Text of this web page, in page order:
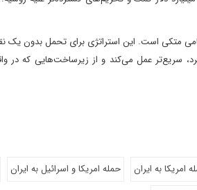
متکی است. این استراتژی برای تحمل بدون
سریع‌تر عمل می‌کند و از زیرساخت‌هایی که در
امریکا به ایران حمله امریکا و اسرائیل به ایران